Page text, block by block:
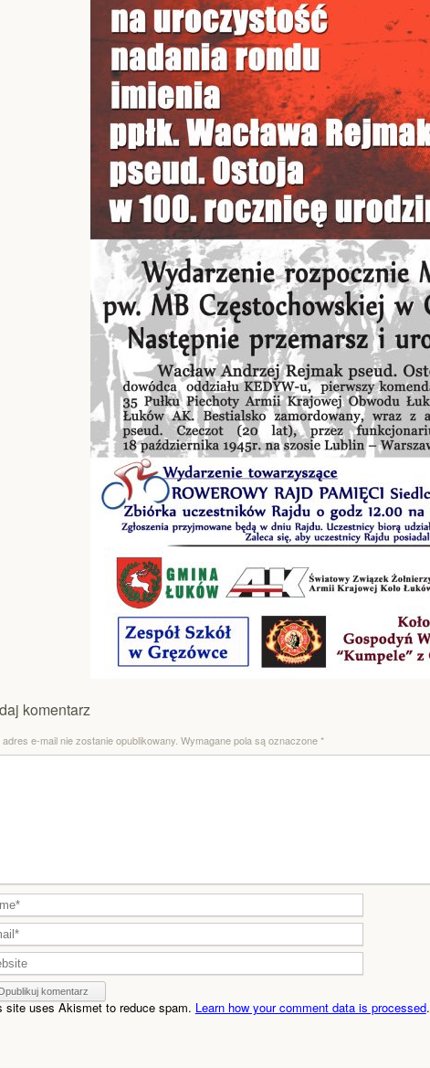
komentarz
adres e-mail nie zostanie opublikowany. Wymagane pola są oznaczone *
site uses Akismet to reduce spam. Learn how your comment data is processed.